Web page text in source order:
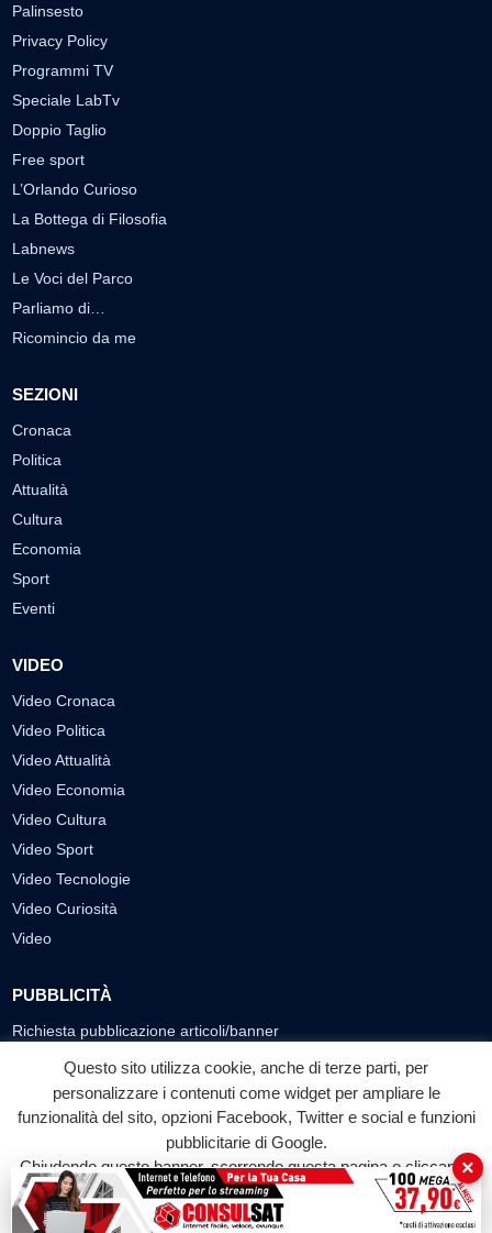
Palinsesto
Privacy Policy
Programmi TV
Speciale LabTv
Doppio Taglio
Free sport
L’Orlando Curioso
La Bottega di Filosofia
Labnews
Le Voci del Parco
Parliamo di…
Ricomincio da me
SEZIONI
Cronaca
Politica
Attualità
Cultura
Economia
Sport
Eventi
VIDEO
Video Cronaca
Video Politica
Video Attualità
Video Economia
Video Cultura
Video Sport
Video Tecnologie
Video Curiosità
Video
PUBBLICITÀ
Richiesta pubblicazione articoli/banner
SEGUICI SUI SOCIAL
f
Facebook
◎ ▶
YouTube
© 2026 LABTV - Tutti i diritti riservati
Questo sito utilizza cookie, anche di terze parti, per
personalizzare i contenuti come widget per ampliare le
funzionalità del sito, opzioni Facebook, Twitter e social e funzioni
pubblicitarie di Google.
Chiudendo questo banner, scorrendo questa pagina o cliccando
su qualunque suo elemento acconsenti all'uso dei cookie.
Accetta
×